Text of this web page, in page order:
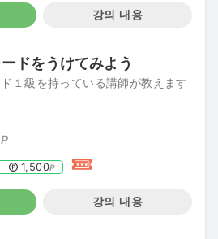
강의 내용
ドをうけてみよう
１級を持っている講師が教えます
P
1,500P
강의 내용